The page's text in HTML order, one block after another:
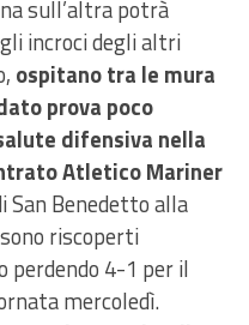
sull’altra potrà
incroci degli altri
ospitano tra le mura
prova poco
difensiva nella
Atletico Mariner
San Benedetto alla
riscoperti
perdendo 4-1 per il
mercoledì.